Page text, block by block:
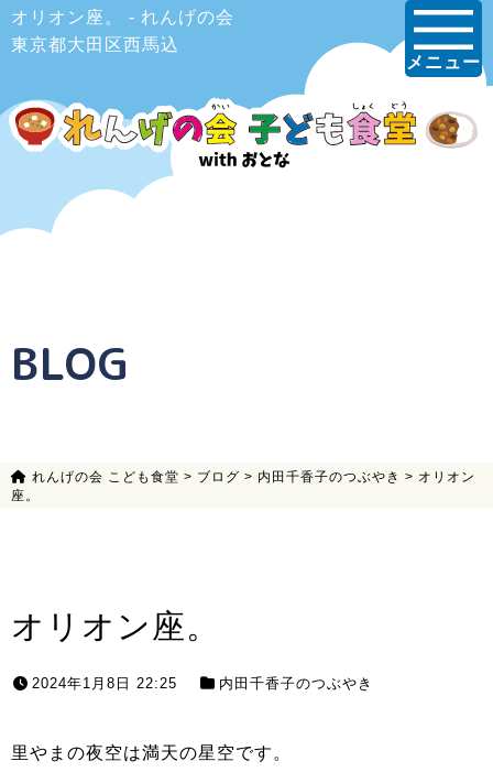
オリオン座。 - れんげの会
東京都大田区西馬込
メニュー
BLOG
れんげの会 こども食堂 > ブログ > 内田千香子のつぶやき > オリオン
座。
オリオン座。
2024年1月8日 22:25 内田千香子のつぶやき
里やまの夜空は満天の星空です。